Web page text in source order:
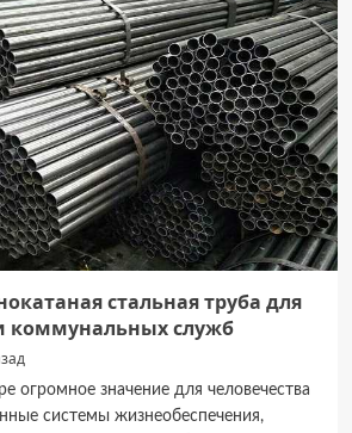
стальная труба для
коммунальных служб
огромное значение для человечества
системы жизнеобеспечения,